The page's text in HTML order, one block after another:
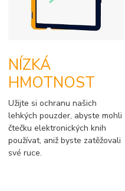
NÍZKÁ
HMOTNOST
Užijte si ochranu našich
lehkých pouzder, abyste mohli
čtečku elektronických knih
používat, aniž byste zatěžovali
své ruce.